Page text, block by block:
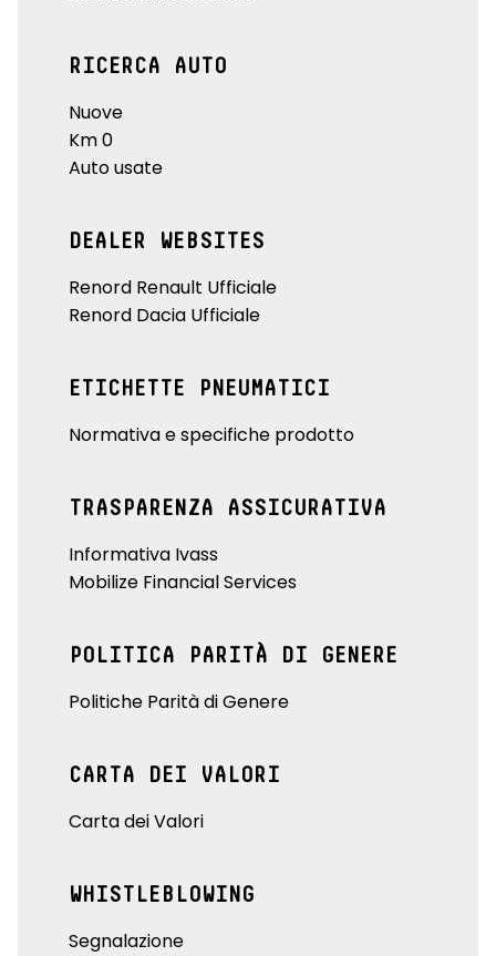
RICERCA AUTO
Nuove
Km 0
Auto usate
DEALER WEBSITES
Renord Renault Ufficiale
Renord Dacia Ufficiale
ETICHETTE PNEUMATICI
Normativa e specifiche prodotto
TRASPARENZA ASSICURATIVA
Informativa Ivass
Mobilize Financial Services
POLITICA PARITÀ DI GENERE
Politiche Parità di Genere
CARTA DEI VALORI
Carta dei Valori
WHISTLEBLOWING
Segnalazione